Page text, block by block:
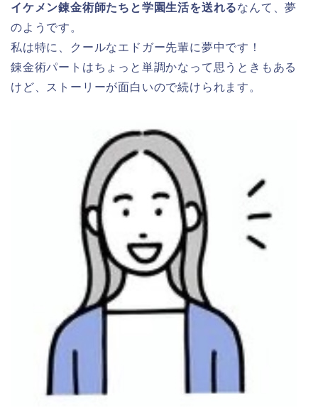
イケメン錬金術師たちと学園生活を送れるなんて、夢
のようです。
私は特に、クールなエドガー先輩に夢中です！
錬金術パートはちょっと単調かなって思うときもある
けど、ストーリーが面白いので続けられます。